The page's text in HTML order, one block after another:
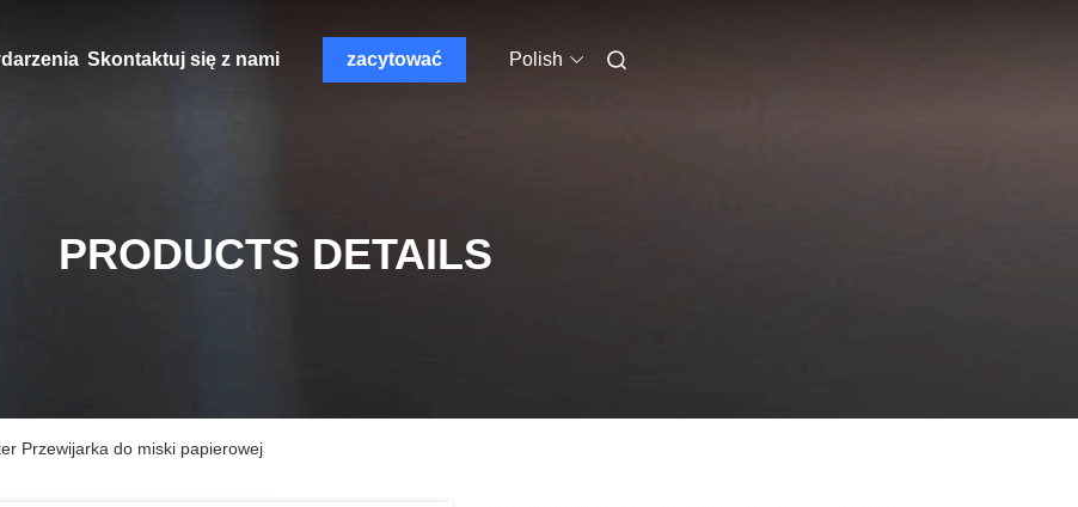
Skontaktuj się z nami zacytować Polish
PRODUCTS DETAILS
Przewijarka do miski papierowej